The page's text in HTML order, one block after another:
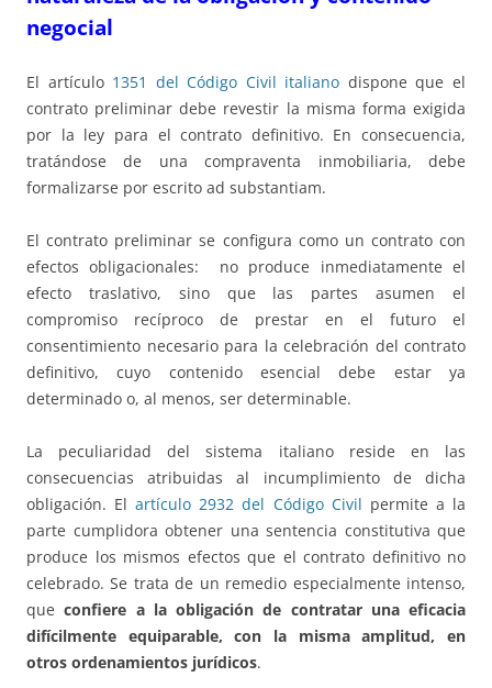
negocial
El artículo 1351 del Código Civil italiano dispone que el
contrato preliminar debe revestir la misma forma exigida
por la ley para el contrato definitivo. En consecuencia,
tratándose de una compraventa inmobiliaria, debe
formalizarse por escrito ad substantiam.
El contrato preliminar se configura como un contrato con
efectos obligacionales: no produce inmediatamente el
efecto traslativo, sino que las partes asumen el
compromiso recíproco de prestar en el futuro el
consentimiento necesario para la celebración del contrato
definitivo, cuyo contenido esencial debe estar ya
determinado o, al menos, ser determinable.
La peculiaridad del sistema italiano reside en las
consecuencias atribuidas al incumplimiento de dicha
obligación. El artículo 2932 del Código Civil permite a la
parte cumplidora obtener una sentencia constitutiva que
produce los mismos efectos que el contrato definitivo no
celebrado. Se trata de un remedio especialmente intenso,
queconfiere a la obligación de contratar una eficacia
difícilmente equiparable, con la misma amplitud, en
otros ordenamientos jurídicos.